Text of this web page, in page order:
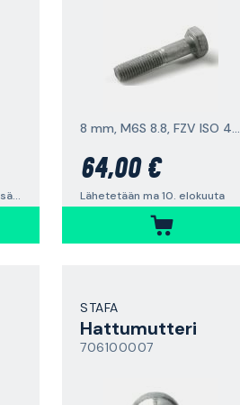
Lähetetään 10-17 päivän sisällä
8 mm, M6S 8.8, FZV ISO 4014
64,00 €
Lähetetään ma 10. elokuuta
STAFA
Hattumutteri
706100007